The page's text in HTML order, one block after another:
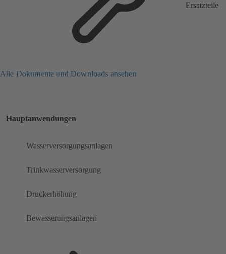
Ersatzteile
Alle Dokumente und Downloads ansehen
Hauptanwendungen
Wasserversorgungsanlagen
Trinkwasserversorgung
Druckerhöhung
Bewässerungsanlagen